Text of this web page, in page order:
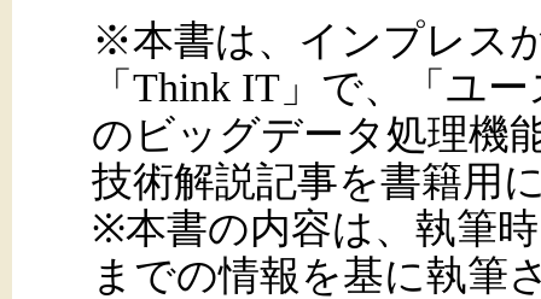
※本書は、インプレス
「Think IT」で、「ユ
のビッグデータ処理機
技術解説記事を書籍用
※本書の内容は、執筆時
までの情報を基に執筆